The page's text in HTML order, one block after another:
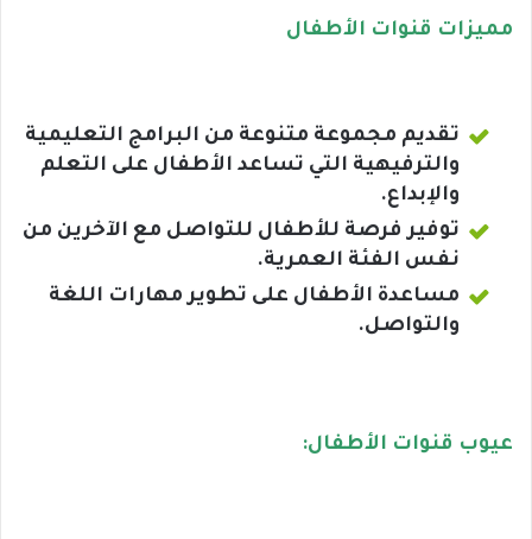
مميزات قنوات الأطفال
تقديم مجموعة متنوعة من البرامج التعليمية
والترفيهية التي تساعد الأطفال على التعلم
والإبداع.
توفير فرصة للأطفال للتواصل مع الآخرين من
نفس الفئة العمرية.
مساعدة الأطفال على تطوير مهارات اللغة
والتواصل.
عيوب قنوات الأطفال: